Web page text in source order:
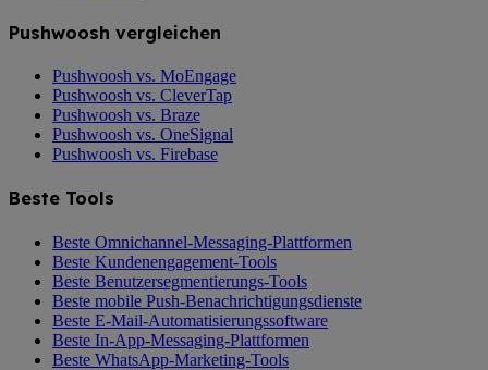
Pushwoosh vergleichen
Pushwoosh vs. MoEngage
Pushwoosh vs. CleverTap
Pushwoosh vs. Braze
Pushwoosh vs. OneSignal
Pushwoosh vs. Firebase
Beste Tools
Beste Omnichannel-Messaging-Plattformen
Beste Kundenengagement-Tools
Beste Benutzersegmentierungs-Tools
Beste mobile Push-Benachrichtigungsdienste
Beste E-Mail-Automatisierungssoftware
Beste In-App-Messaging-Plattformen
Beste WhatsApp-Marketing-Tools